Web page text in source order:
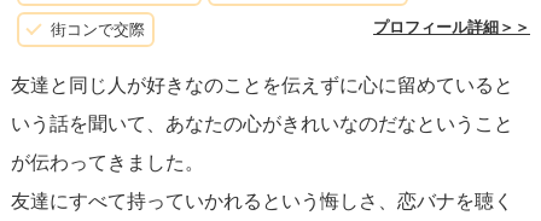
の良さ」は、決して軽視されるべきではありません。多く
の場合、人々は時間をかけて相手の内面の美しさに気付き
ます。 自信を持ち、自分の価値を知ることが、恋愛におい
ても、人生においても重要です。
もし、この恋があなたや友人にとって苦痛をもたらすもの
街コンで交際 プロフィール詳細＞＞
友達と同じ人が好きなのことを伝えずに心に留めていると
いう話を聞いて、あなたの心がきれいなのだなということ
が伝わってきました。
友達にすべて持っていかれるという悔しさ、恋バナを聴く